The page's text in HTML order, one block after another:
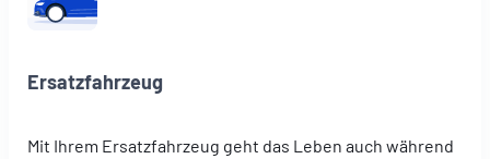
Ersatzfahrzeug
Mit Ihrem Ersatzfahrzeug geht das Leben auch während